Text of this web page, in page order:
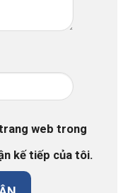
web trong
kế tiếp của tôi.